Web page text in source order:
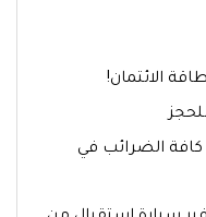
الائتمان!
كافة الضرائب في